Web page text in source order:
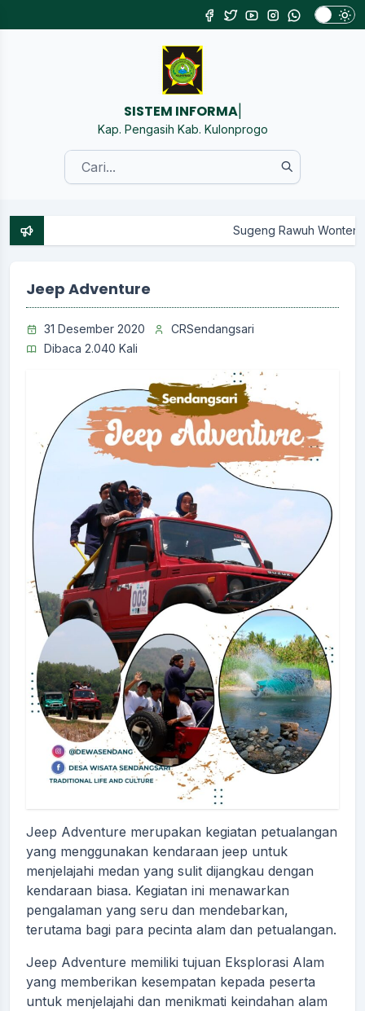
SISTEM INFORMASI KALURAH
Kap. Pengasih Kab. Kulonprogo
Sugeng Rawuh Wonten Website Resmi
Jeep Adventure
31 Desember 2020
CRSendangsari
Dibaca 2.040 Kali
Jeep Adventure merupakan kegiatan petualangan
yang menggunakan kendaraan jeep untuk
menjelajahi medan yang sulit dijangkau dengan
kendaraan biasa. Kegiatan ini menawarkan
pengalaman yang seru dan mendebarkan,
terutama bagi para pecinta alam dan petualangan.
Jeep Adventure memiliki tujuan Eksplorasi Alam
yang memberikan kesempatan kepada peserta
untuk menjelajahi dan menikmati keindahan alam